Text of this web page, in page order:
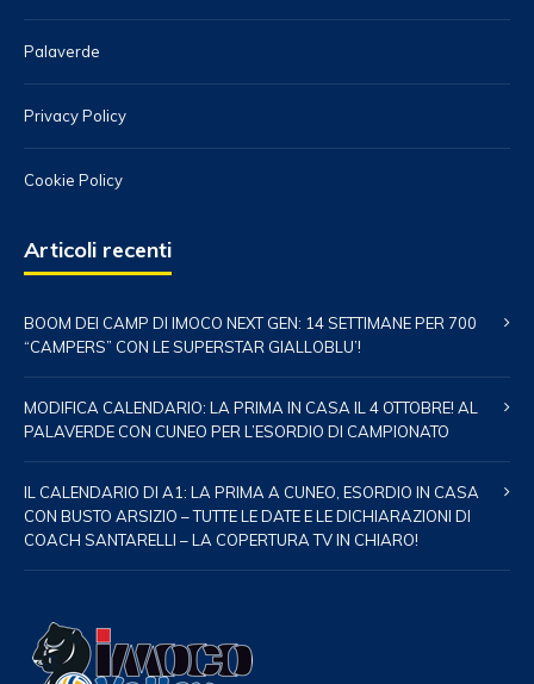
Palaverde
Privacy Policy
Cookie Policy
Articoli recenti
BOOM DEI CAMP DI IMOCO NEXT GEN: 14 SETTIMANE PER 700
“CAMPERS” CON LE SUPERSTAR GIALLOBLU’!
MODIFICA CALENDARIO: LA PRIMA IN CASA IL 4 OTTOBRE! AL
PALAVERDE CON CUNEO PER L’ESORDIO DI CAMPIONATO
IL CALENDARIO DI A1: LA PRIMA A CUNEO, ESORDIO IN CASA
CON BUSTO ARSIZIO – TUTTE LE DATE E LE DICHIARAZIONI DI
COACH SANTARELLI – LA COPERTURA TV IN CHIARO!